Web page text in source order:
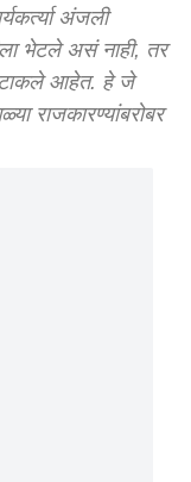
अंजली
भेटले असं नाही, तर
टाकले आहेत. हे जे
राजकारण्यांबरोबर